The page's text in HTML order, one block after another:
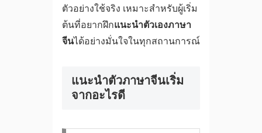
ตัวอย่างใช้จริง เหมาะสำหรับผู้เริ่ม
ต้นที่อยากฝึกแนะนำตัวเองภาษา
จีนได้อย่างมั่นใจในทุกสถานการณ์
แนะนำตัวภาษาจีนเริ่ม
จากอะไรดี